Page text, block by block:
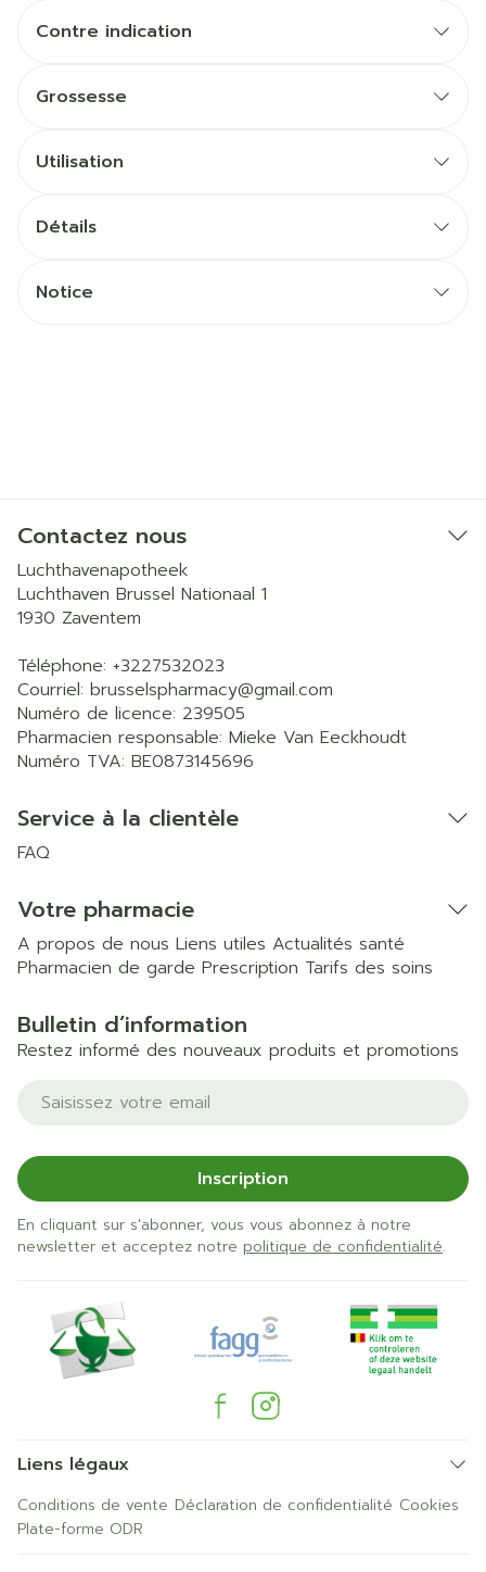
Contre indication
Grossesse
Utilisation
Détails
Notice
Contactez nous
Luchthavenapotheek
Luchthaven Brussel Nationaal 1
1930 Zaventem
Téléphone: +3227532023
Courriel: brusselspharmacy@gmail.com
Numéro de licence: 239505
Pharmacien responsable: Mieke Van Eeckhoudt
Numéro TVA: BE0873145696
Service à la clientèle
FAQ
Votre pharmacie
A propos de nous Liens utiles Actualités santé
Pharmacien de garde Prescription Tarifs des soins
Bulletin d’information
Restez informé des nouveaux produits et promotions
Adresse mail
Inscription
En cliquant sur s'abonner, vous vous abonnez à notre
newsletter et acceptez notre politique de confidentialité.
Liens légaux
Conditions de vente Déclaration de confidentialité Cookies
Plate-forme ODR